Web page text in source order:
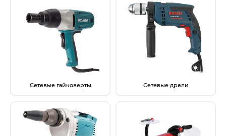
Сетевые гайковерты Сетевые дрели